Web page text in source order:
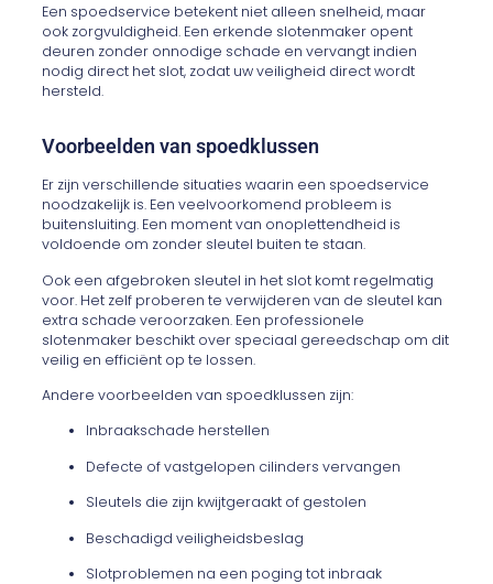
Een spoedservice betekent niet alleen snelheid, maar
ook zorgvuldigheid. Een erkende slotenmaker opent
deuren zonder onnodige schade en vervangt indien
nodig direct het slot, zodat uw veiligheid direct wordt
hersteld.
Voorbeelden van spoedklussen
Er zijn verschillende situaties waarin een spoedservice
noodzakelijk is. Een veelvoorkomend probleem is
buitensluiting. Een moment van onoplettendheid is
voldoende om zonder sleutel buiten te staan.
Ook een afgebroken sleutel in het slot komt regelmatig
voor. Het zelf proberen te verwijderen van de sleutel kan
extra schade veroorzaken. Een professionele
slotenmaker beschikt over speciaal gereedschap om dit
veilig en efficiënt op te lossen.
Andere voorbeelden van spoedklussen zijn:
Inbraakschade herstellen
Defecte of vastgelopen cilinders vervangen
Sleutels die zijn kwijtgeraakt of gestolen
Beschadigd veiligheidsbeslag
Slotproblemen na een poging tot inbraak